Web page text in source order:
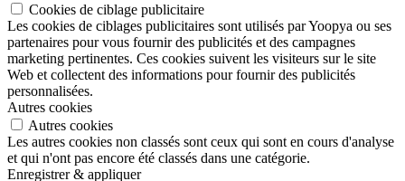
Cookies de ciblage publicitaire
Les cookies de ciblages publicitaires sont utilisés par Yoopya ou ses
partenaires pour vous fournir des publicités et des campagnes
marketing pertinentes. Ces cookies suivent les visiteurs sur le site
Web et collectent des informations pour fournir des publicités
personnalisées.
Autres cookies
Autres cookies
Les autres cookies non classés sont ceux qui sont en cours d'analyse
et qui n'ont pas encore été classés dans une catégorie.
Enregistrer & appliquer